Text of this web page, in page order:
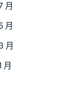
月
月
月
月